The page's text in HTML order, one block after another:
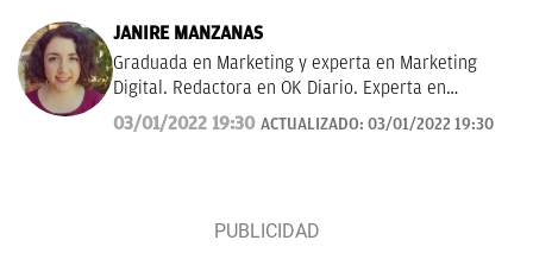
JANIRE MANZANAS
Graduada en Marketing y experta en Marketing
Digital. Redactora en OK Diario. Experta en
curiosidades, mascotas, consumo y Lotería de
Navidad.
03/01/2022 19:30 ACTUALIZADO: 03/01/2022 19:30